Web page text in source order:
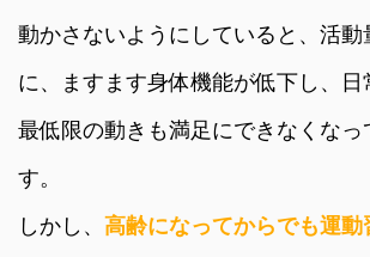
動かさないようにしていると、活動
に、ますます身体機能が低下し、日
最低限の動きも満足にできなくなっ
す。
しかし、 高齢になってからでも運動